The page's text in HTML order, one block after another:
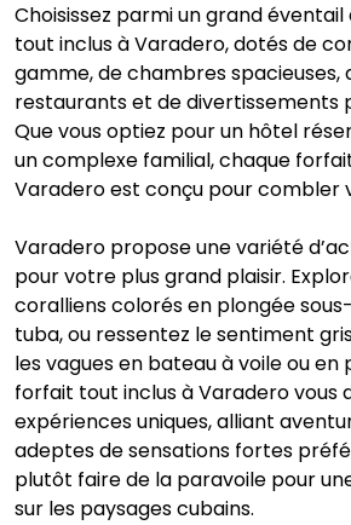
Choisissez parmi un grand
tout inclus à Varadero, dotés de
gamme, de chambres spacieuses,
restaurants et de divertissements
Que vous optiez pour un hôtel
un complexe familial, chaque
Varadero est conçu pour combler
Varadero propose une variété
pour votre plus grand plaisir.
coralliens colorés en plongée
tuba, ou ressentez le sentiment
les vagues en bateau à voile ou en
forfait tout inclus à Varadero vous
expériences uniques, alliant
adeptes de sensations fortes
plutôt faire de la paravoile pour
sur les paysages cubains.